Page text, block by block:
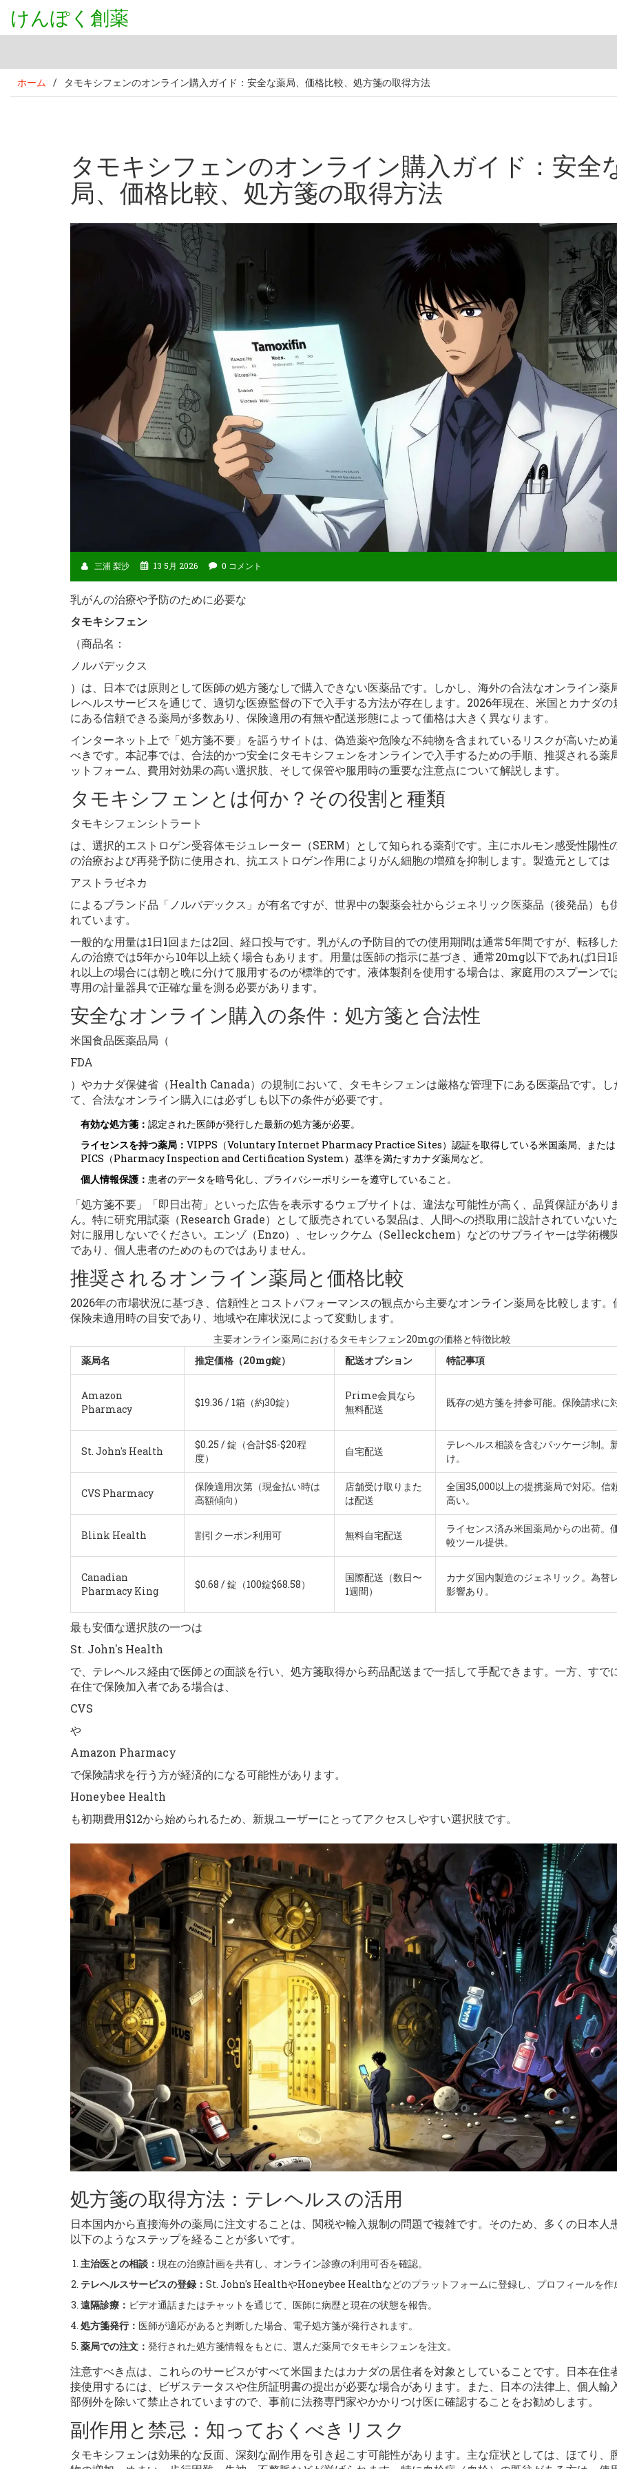
けんぽく創薬
ホーム / タモキシフェンのオンライン購入ガイド：安全な薬局、価格比較、処方箋の取得方法
タモキシフェンのオンライン購入ガイド：安全
局、価格比較、処方箋の取得方法
三浦 梨沙 13 5月 2026 0 コメント
乳がんの治療や予防のために必要な
タモキシフェン
（商品名：
ノルバデックス
）は、日本では原則として医師の処方箋なしで購入できない医薬品です。しかし、海外の合法なオンライン薬
レヘルスサービスを通じて、適切な医療監督の下で入手する方法が存在します。2026年現在、米国とカナダの
にある信頼できる薬局が多数あり、保険適用の有無や配送形態によって価格は大きく異なります。
インターネット上で「処方箋不要」を謳うサイトは、偽造薬や危険な不純物を含まれているリスクが高いため
べきです。本記事では、合法的かつ安全にタモキシフェンをオンラインで入手するための手順、推奨される薬
ットフォーム、費用対効果の高い選択肢、そして保管や服用時の重要な注意点について解説します。
タモキシフェンとは何か？その役割と種類
タモキシフェンシトラート
は、選択的エストロゲン受容体モジュレーター（SERM）として知られる薬剤です。主にホルモン感受性陽性
の治療および再発予防に使用され、抗エストロゲン作用によりがん細胞の増殖を抑制します。製造元としては
アストラゼネカ
によるブランド品「ノルバデックス」が有名ですが、世界中の製薬会社からジェネリック医薬品（後発品）も
れています。
一般的な用量は1日1回または2回、経口投与です。乳がんの予防目的での使用期間は通常5年間ですが、転移し
んの治療では5年から10年以上続く場合もあります。用量は医師の指示に基づき、通常20mg以下であれば1日1
れ以上の場合には朝と晩に分けて服用するのが標準的です。液体製剤を使用する場合は、家庭用のスプーンで
専用の計量器具で正確な量を測る必要があります。
安全なオンライン購入の条件：処方箋と合法性
米国食品医薬品局（
FDA
）やカナダ保健省（Health Canada）の規制において、タモキシフェンは厳格な管理下にある医薬品です。し
て、合法なオンライン購入には必ずしも以下の条件が必要です。
有効な処方箋： 認定された医師が発行した最新の処方箋が必要。
ライセンスを持つ薬局： VIPPS（Voluntary Internet Pharmacy Practice Sites）認証を取得している米国薬局、または
PICS（Pharmacy Inspection and Certification System）基準を満たすカナダ薬局など。
個人情報保護： 患者のデータを暗号化し、プライバシーポリシーを遵守していること。
「処方箋不要」「即日出荷」といった広告を表示するウェブサイトは、違法な可能性が高く、品質保証があり
ん。特に研究用試薬（Research Grade）として販売されている製品は、人間への摂取用に設計されていない
対に服用しないでください。エンゾ（Enzo）、セレックケム（Selleckchem）などのサプライヤーは学術機
であり、個人患者のためのものではありません。
推奨されるオンライン薬局と価格比較
2026年の市場状況に基づき、信頼性とコストパフォーマンスの観点から主要なオンライン薬局を比較します。
保険未適用時の目安であり、地域や在庫状況によって変動します。
主要オンライン薬局におけるタモキシフェン20mgの価格と特徴比較
薬局名
推定価格（20mg錠） 配送オプション 特記事項
Amazon
Pharmacy
$19.36 / 1箱（約30錠）
Prime会員なら
無料配送
既存の処方箋を持参可能。保険請求に対
St. John's Health
$0.25 / 錠（合計$5-$20程
度）
自宅配送
テレヘルス相談を含むパッケージ制。
け。
CVS Pharmacy
保険適用次第（現金払い時は
高額傾向）
店舗受け取りまた
は配送
全国35,000以上の提携薬局で対応。信
高い。
Blink Health 割引クーポン利用可 無料自宅配送
ライセンス済み米国薬局からの出荷。
較ツール提供。
Canadian
Pharmacy King
$0.68 / 錠（100錠$68.58）
国際配送（数日〜
1週間）
カナダ国内製造のジェネリック。為替
影響あり。
最も安価な選択肢の一つは
St. John's Health
で、テレヘルス経由で医師との面談を行い、処方箋取得から药品配送まで一括して手配できます。一方、すで
在住で保険加入者である場合は、
CVS
や
Amazon Pharmacy
で保険請求を行う方が経済的になる可能性があります。
Honeybee Health
も初期費用$12から始められるため、新規ユーザーにとってアクセスしやすい選択肢です。
処方箋の取得方法：テレヘルスの活用
日本国内から直接海外の薬局に注文することは、関税や輸入規制の問題で複雑です。そのため、多くの日本人
以下のようなステップを経ることが多いです。
主治医との相談： 現在の治療計画を共有し、オンライン診療の利用可否を確認。
テレヘルスサービスの登録： St. John's HealthやHoneybee Healthなどのプラットフォームに登録し、プロフィールを作
遠隔診療： ビデオ通話またはチャットを通じて、医師に病歴と現在の状態を報告。
処方箋発行： 医師が適応があると判断した場合、電子処方箋が発行されます。
薬局での注文： 発行された処方箋情報をもとに、選んだ薬局でタモキシフェンを注文。
注意すべき点は、これらのサービスがすべて米国またはカナダの居住者を対象としていることです。日本在住
接使用するには、ビザステータスや住所証明書の提出が必要な場合があります。また、日本の法律上、個人輸
部例外を除いて禁止されていますので、事前に法務専門家やかかりつけ医に確認することをお勧めします。
副作用と禁忌：知っておくべきリスク
タモキシフェンは効果的な反面、深刻な副作用を引き起こす可能性があります。主な症状としては、ほてり、